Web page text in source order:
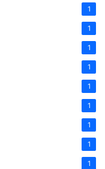
1
1
1
1
1
1
1
1
1